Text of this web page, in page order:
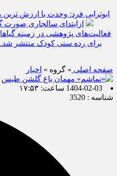
ابوترابی فرد: وحدت با ارزش
ازابتدای سالجاری صورت گرفت؛ روکش ۴۴۷
فعالیت‌های پژوهشی در زمینه
برای رده سنی کودک منتشر شد.
صفحه اصلی » گروه » اخبار
1404-02-03 ساعت: ۱۷:۵۳
شناسه : 3520